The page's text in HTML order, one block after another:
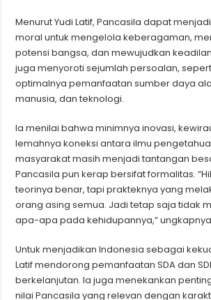
Menurut Yudi Latif, Pancasila dapat
moral untuk mengelola keberagaman,
potensi bangsa, dan mewujudkan
juga menyoroti sejumlah persoalan,
optimalnya pemanfaatan sumber daya
manusia, dan teknologi.
Ia menilai bahwa minimnya inovasi,
lemahnya koneksi antara ilmu
masyarakat masih menjadi tantangan
Pancasila pun kerap bersifat formalitas.
teorinya benar, tapi prakteknya yang
orang asing semua. Jadi tetap saja tidak
apa-apa pada kehidupannya,”
Untuk menjadikan Indonesia sebagai
Latif mendorong pemanfaatan SDA dan
berkelanjutan. Ia juga menekankan
nilai Pancasila yang relevan dengan